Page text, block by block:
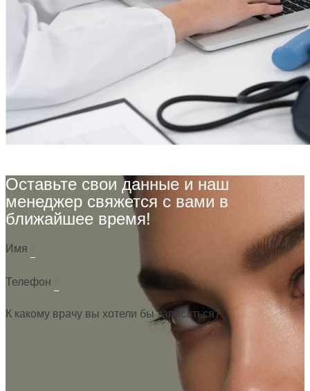
Оставьте свои данные и наш
менеджер свяжется с вами в
ближайшее время!
Имя
Телефон
К какому врачу вы хотели бы записаться?